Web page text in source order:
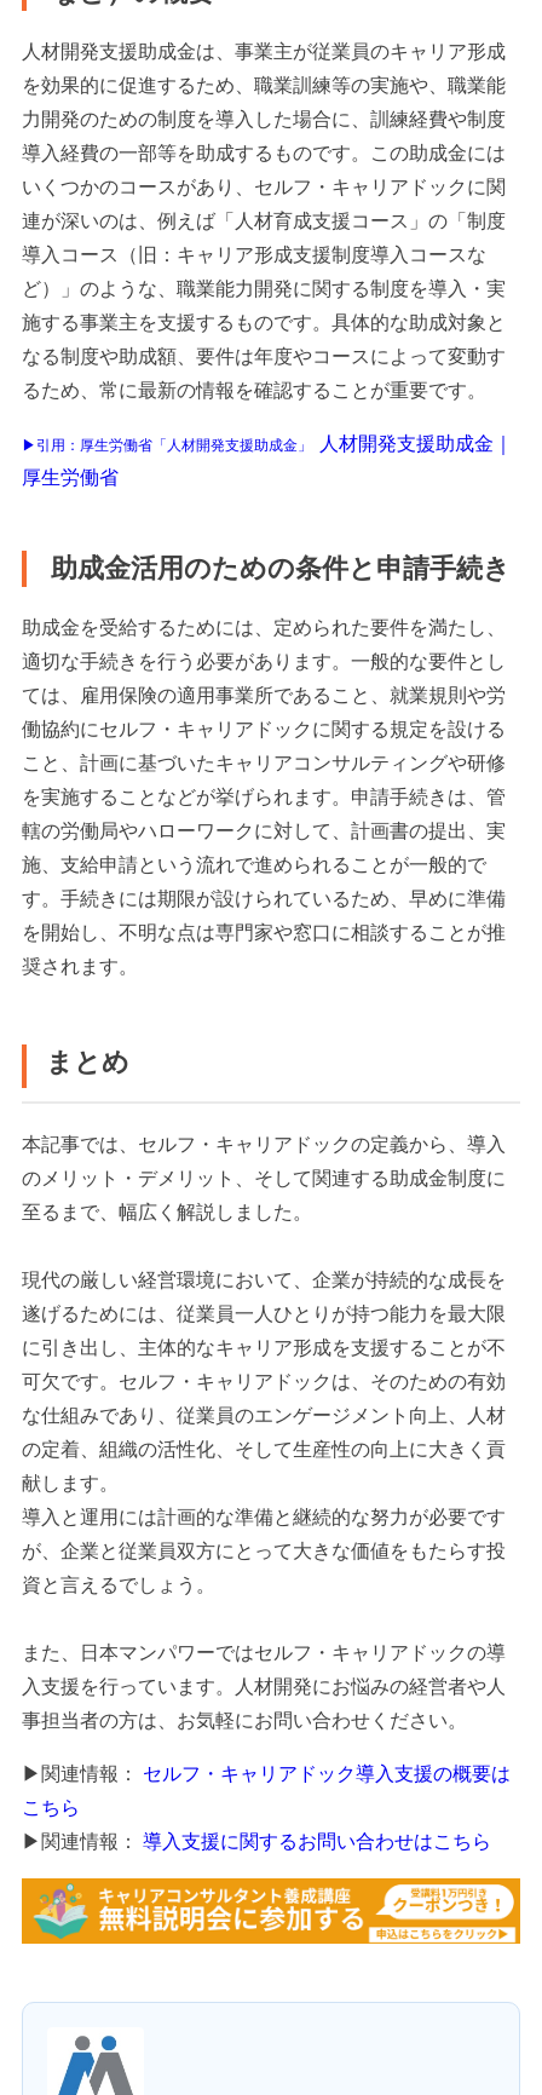
人材開発支援助成金は、事業主が従業員のキャリア形成
を効果的に促進するため、職業訓練等の実施や、職業能
力開発のための制度を導入した場合に、訓練経費や制度
導入経費の一部等を助成するものです。この助成金には
いくつかのコースがあり、セルフ・キャリアドックに関
連が深いのは、例えば「人材育成支援コース」の「制度
導入コース（旧：キャリア形成支援制度導入コースな
ど）」のような、職業能力開発に関する制度を導入・実
施する事業主を支援するものです。具体的な助成対象と
なる制度や助成額、要件は年度やコースによって変動す
るため、常に最新の情報を確認することが重要です。
▶引用：厚生労働省「人材開発支援助成金」
人材開発支援助成金｜
厚生労働省
助成金活用のための条件と申請手続き
助成金を受給するためには、定められた要件を満たし、
適切な手続きを行う必要があります。一般的な要件とし
ては、雇用保険の適用事業所であること、就業規則や労
働協約にセルフ・キャリアドックに関する規定を設ける
こと、計画に基づいたキャリアコンサルティングや研修
を実施することなどが挙げられます。申請手続きは、管
轄の労働局やハローワークに対して、計画書の提出、実
施、支給申請という流れで進められることが一般的で
す。手続きには期限が設けられているため、早めに準備
を開始し、不明な点は専門家や窓口に相談することが推
奨されます。
まとめ
本記事では、セルフ・キャリアドックの定義から、導入
のメリット・デメリット、そして関連する助成金制度に
至るまで、幅広く解説しました。
現代の厳しい経営環境において、企業が持続的な成長を
遂げるためには、従業員一人ひとりが持つ能力を最大限
に引き出し、主体的なキャリア形成を支援することが不
可欠です。セルフ・キャリアドックは、そのための有効
な仕組みであり、従業員のエンゲージメント向上、人材
の定着、組織の活性化、そして生産性の向上に大きく貢
献します。
導入と運用には計画的な準備と継続的な努力が必要です
が、企業と従業員双方にとって大きな価値をもたらす投
資と言えるでしょう。
また、日本マンパワーではセルフ・キャリアドックの導
入支援を行っています。人材開発にお悩みの経営者や人
事担当者の方は、お気軽にお問い合わせください。
▶関連情報： セルフ・キャリアドック導入支援の概要は
こちら
▶関連情報：導入支援に関するお問い合わせはこちら